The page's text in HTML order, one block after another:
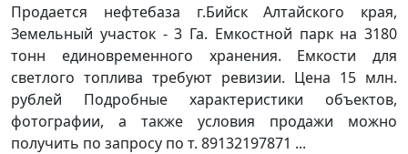
Продается нефтебаза г.Бийск Алтайского края,
Земельный участок - 3 Га. Емкостной парк на 3180
тонн единовременного хранения. Емкости для
светлого топлива требуют ревизии. Цена 15 млн.
рублей Подробные характеристики объектов,
фотографии, а также условия продажи можно
получить по запросу по т. 89132197871 ...